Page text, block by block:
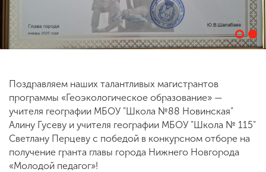
ENG SPN CHI
Приемная
комиссия
+7 (831) 262-26-20
Поздравляем наших талантливых магистрантов
программы «Геоэкологическое образование» —
учителя географии МБОУ "Школа №88 Новинская"
Алину Гусеву и учителя географии МБОУ "Школа № 115"
Светлану Перцеву с победой в конкурсном отборе на
получение гранта главы города Нижнего Новгорода
«Молодой педагог»!